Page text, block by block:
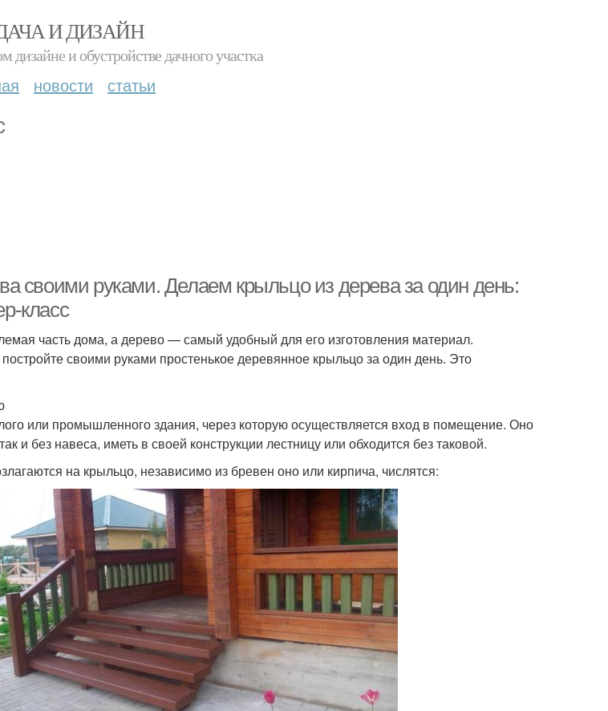
И ДИЗАЙН
и обустройстве дачного участка
новости статьи
своими руками. Делаем крыльцо из дерева за один день:
класс
часть дома, а дерево — самый удобный для его изготовления материал.
своими руками простенькое деревянное крыльцо за один день. Это
или промышленного здания, через которую осуществляется вход в помещение. Оно
и без навеса, иметь в своей конструкции лестницу или обходится без таковой.
на крыльцо, независимо из бревен оно или кирпича, числятся: